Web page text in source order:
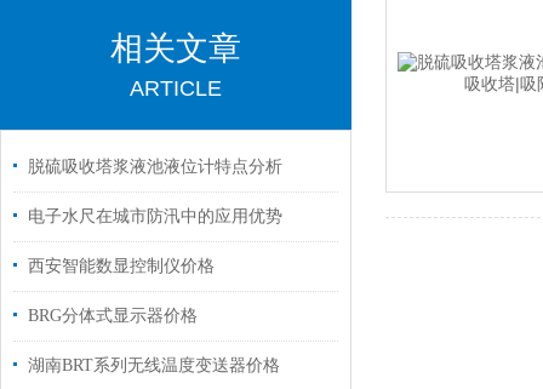
相关文章
ARTICLE
脱硫吸收塔浆液池液位计特点分析
电子水尺在城市防汛中的应用优势
西安智能数显控制仪价格
BRG分体式显示器价格
湖南BRT系列无线温度变送器价格